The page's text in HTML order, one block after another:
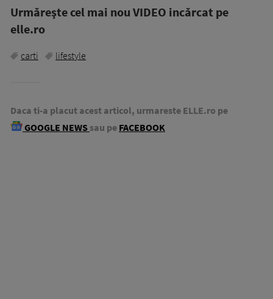
Urmăreşte cel mai nou VIDEO incărcat pe
elle.ro
carti lifestyle
Daca ti-a placut acest articol, urmareste ELLE.ro pe
GOOGLE NEWS sau pe FACEBOOK